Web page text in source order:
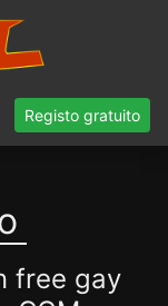
Registo gratuito
free gay